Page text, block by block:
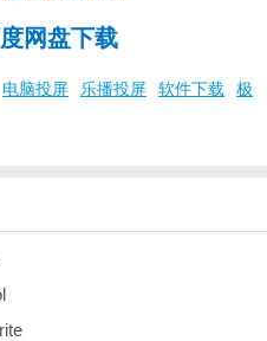
网盘下载
电脑投屏 乐播投屏 软件下载
极